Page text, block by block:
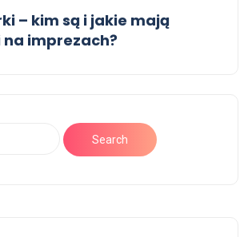
– kim są i jakie mają
imprezach?